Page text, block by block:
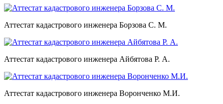
Аттестат кадастрового инженера Борзова С. М.
Аттестат кадастрового инженера Айбятова Р. А.
Аттестат кадастрового инженера Воронченко М.И.